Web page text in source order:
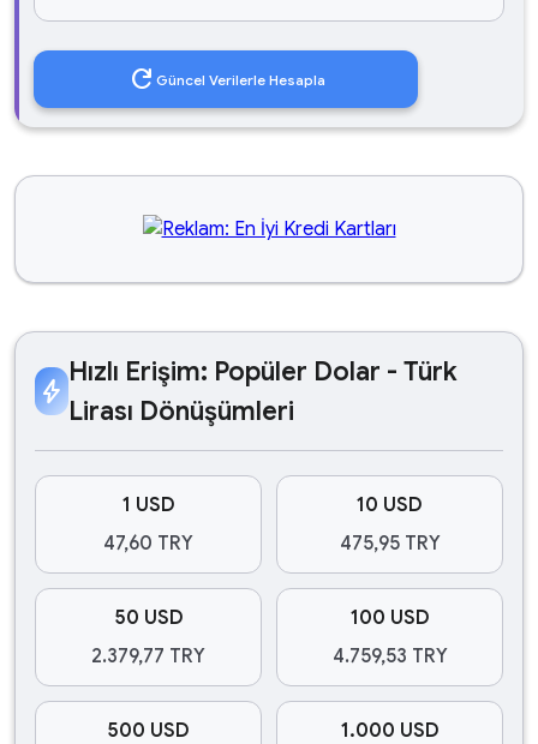
refresh Güncel Verilerle Hesapla
bolt
Hızlı Erişim: Popüler Dolar - Türk
Lirası Dönüşümleri
1 USD
47,60 TRY
10 USD
475,95 TRY
50 USD
2.379,77 TRY
100 USD
4.759,53 TRY
500 USD
1.000 USD